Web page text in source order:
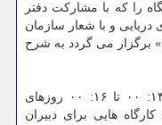
را که با مشارکت دفتر
و با شعار سازمان
برگزار می گردد به شرح
‏-از تاریخ ۹ تا ۱۲ خرداد ۱۴۰۰ ساعت ۱۴: ۰۰ تا ۱۶: ۰۰ روزهای
هایی برای ‏دبیران